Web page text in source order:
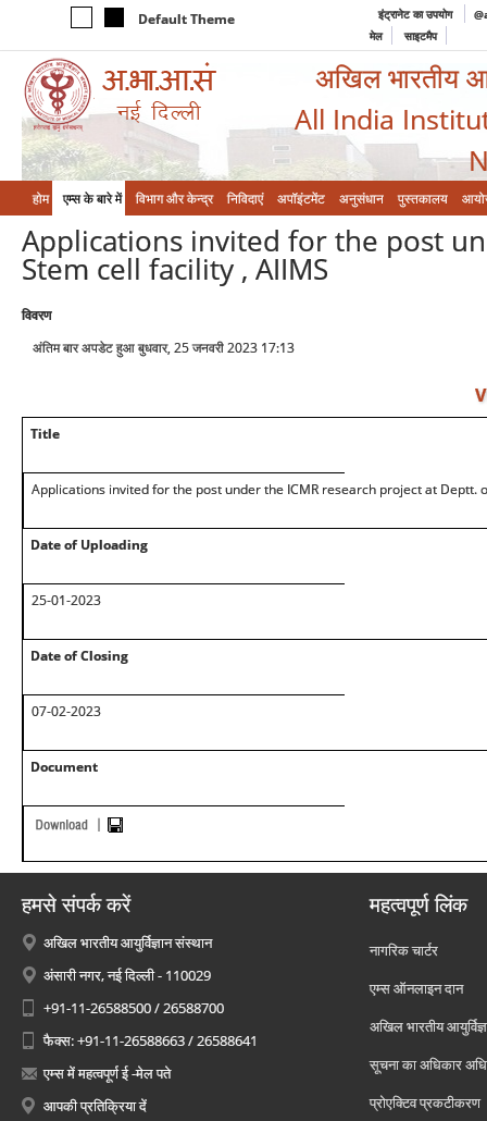
Default Theme इंट्रानेट का उपयोग
मेल
साइटमैप
अखिल भारतीय
All India
होम एम्‍स के बारे में विभाग और केन्‍द्र निविदाएं अपॉइंटमेंट अनुसंधान पुस्तकालय
Applications invited for the post
Stem cell facility , AIIMS
विवरण
अंतिम बार अपडेट हुआ बुधवार, 25 जनवरी 2023 17:13
Title
Applications invited for the post under the ICMR research project at Deptt.
Date of Uploading
25-01-2023
Date of Closing
07-02-2023
Document
हमसे संपर्क करें
अखिल भारतीय आयुर्विज्ञान संस्थान
अंसारी नगर, नई दिल्ली - 110029
+91-11-26588500 / 26588700
फैक्स: +91-11-26588663 / 26588641
एम्स में महत्वपूर्ण ई -मेल पते
आपकी प्रतिक्रिया दें
महत्वपूर्ण लिंक
नागरिक चार्टर
एम्स ऑनलाइन दान
अखिल भारतीय
सूचना का अधिकार
प्रोएक्टिव प्रकटीकरण